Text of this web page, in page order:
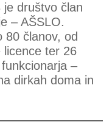
društvo član
– AŠSLO.
80 članov, od
licence ter 26
–
dirkah doma in